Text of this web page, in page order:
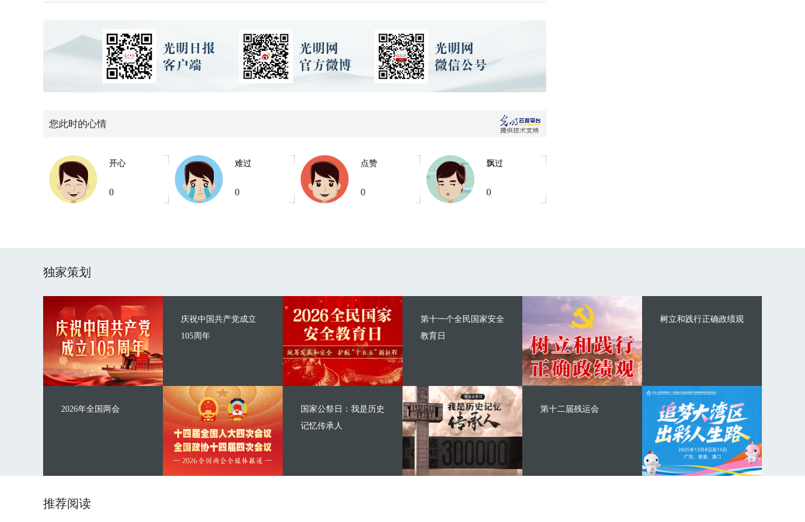
您此时的心情
开心
0
难过
0
点赞
0
飘过
0
独家策划
庆祝中国共产党成立
105周年
2026年全国两会
第十一个全民国家安全
教育日
国家公祭日：我是历史
记忆传承人
树立和践行正确政绩观
第十二届残运会
推荐阅读